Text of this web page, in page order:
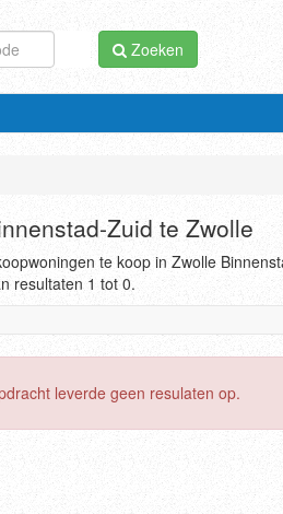
Zoeken
Zuid te Zwolle
te koop in Zwolle
resultaten 1 tot 0.
leverde geen resulaten op.